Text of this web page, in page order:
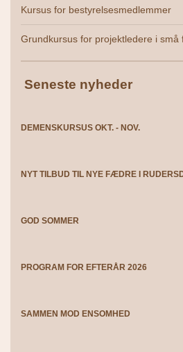
Kursus for bestyrelsesmedlemmer
Grundkursus for projektledere i små
Seneste nyheder
DEMENSKURSUS OKT. - NOV.
NYT TILBUD TIL NYE FÆDRE I
GOD SOMMER
PROGRAM FOR EFTERÅR 2026
SAMMEN MOD ENSOMHED